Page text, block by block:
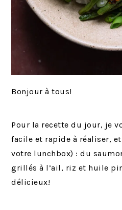
Bonjour à tous!
Pour la recette du jour, je
facile et rapide à réaliser,
votre lunchbox) : du
grillés à l’ail, riz et huile
délicieux!